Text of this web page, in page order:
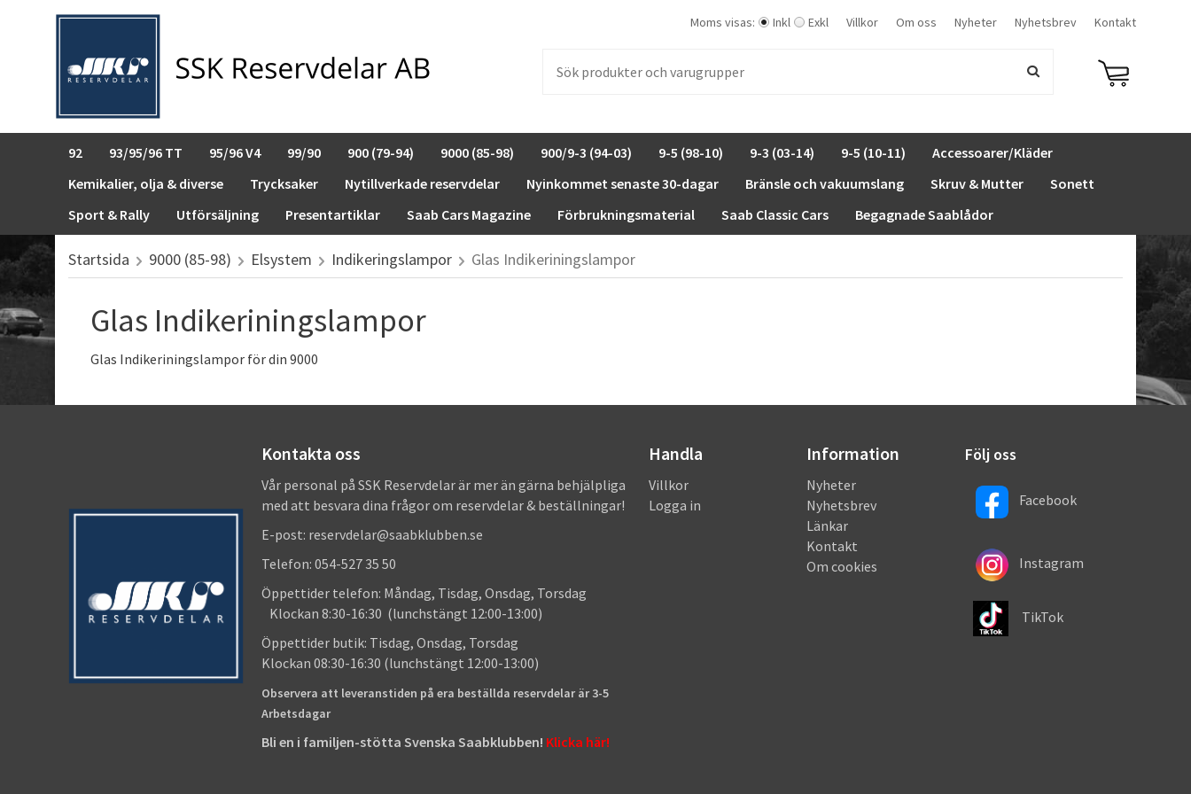
Moms visas: Inkl Exkl Villkor Om oss Nyheter Nyhetsbrev Kontakt
92 93/95/96 TT 95/96 V4 99/90 900 (79-94) 9000 (85-98) 900/9-3 (94-03) 9-5 (98-10) 9-3 (03-14) 9-5 (10-11)
Accessoarer/Kläder
Kemikalier, olja & diverse
Trycksaker Nytillverkade reservdelar Nyinkommet senaste 30-dagar Bränsle och vakuumslang Skruv & Mutter
Sonett
Sport & Rally
Utförsäljning Presentartiklar Saab Cars Magazine Förbrukningsmaterial Saab Classic Cars Begagnade Saablådor
Startsida 9000 (85-98) Elsystem Indikeringslampor Glas Indikeriningslampor
Glas Indikeriningslampor
Glas Indikeriningslampor för din 9000
Kontakta oss
Vår personal på SSK Reservdelar är mer än gärna behjälpliga
med att besvara dina frågor om reservdelar & beställningar!
E-post: reservdelar@saabklubben.se
Telefon: 054-527 35 50
Öppettider telefon: Måndag, Tisdag, Onsdag, Torsdag
Klockan 8:30-16:30 (lunchstängt 12:00-13:00)
Öppettider butik: Tisdag, Onsdag, Torsdag
Klockan 08:30-16:30 (lunchstängt 12:00-13:00)
Observera att leveranstiden på era beställda reservdelar är 3-5
Arbetsdagar
Bli en i familjen-stötta Svenska Saabklubben! Klicka här!
Handla
Villkor
Logga in
Information
Nyheter
Nyhetsbrev
Länkar
Kontakt
Om cookies
Följ oss
Facebook
Instagram
TikTok